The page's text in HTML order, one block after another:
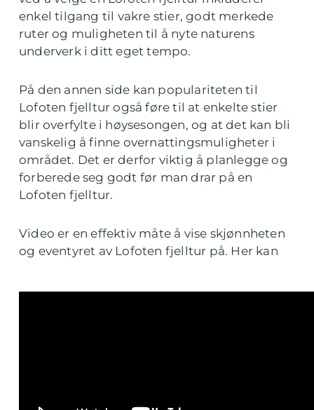
enkel tilgang til vakre stier, godt merkede
ruter og muligheten til å nyte naturens
underverk i ditt eget tempo.
På den annen side kan populariteten til
Lofoten fjelltur også føre til at enkelte stier
blir overfylte i høysesongen, og at det kan bli
vanskelig å finne overnattingsmuligheter i
området. Det er derfor viktig å planlegge og
forberede seg godt før man drar på en
Lofoten fjelltur.
Video er en effektiv måte å vise skjønnheten
og eventyret av Lofoten fjelltur på. Her kan